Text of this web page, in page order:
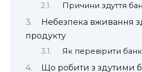
Причини здуття
Небезпека вживання
продукту
Як перевірити
Що робити з здутими